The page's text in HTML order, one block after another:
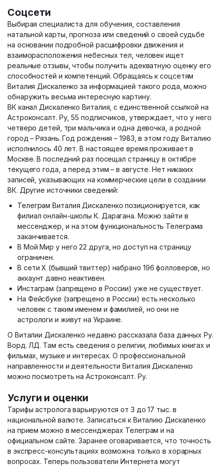
Соцсети
Выбирая специалиста для обучения, составления
натальной карты, прогноза или сведений о своей судьбе
на основании подробной расшифровки движения и
взаиморасположения небесных тел, человек ищет
реальные отзывы, чтобы получить адекватную оценку его
способностей и компетенций. Обращаясь к соцсетям
Виталия Дискаленко за информацией такого рода, можно
обнаружить весьма интересную картину.
ВК канал Дискаленко Виталия, с единственной ссылкой на
Астроконсалт. Ру, 55 подписчиков, утверждает, что у него
четверо детей, три мальчика и одна девочка, а родной
город – Рязань. Год рождения – 1983, в этом году Виталию
исполнилось 40 лет. В настоящее время проживает в
Москве. В последний раз посещал страницу в октябре
текущего года, а перед этим – в августе. Нет никаких
записей, указывающих на коммерческие цели в создании
ВК. Другие источники сведений:
Телеграм Виталия Дискаленко позиционируется, как
филиал онлайн-школы К. Дарагана. Можно зайти в
мессенджер, и на этом функциональность Телеграма
заканчивается.
В Мой Мир у него 22 друга, но доступ на страницу
ограничен.
В сети Х (бывший твиттер) набрано 196 фолловеров, но
аккаунт давно неактивен.
Инстаграм (запрещено в России) уже не существует.
На Фейсбуке (запрещено в России) есть несколько
человек с таким именем и фамилией, но они не
астрологи и живут на Украине.
О Виталии Дискаленко недавно рассказала база данных Ру.
Ворд. ЛД. Там есть сведения о религии, любимых книгах и
фильмах, музыке и интересах. О профессиональной
направленности и деятельности Виталия Дискаленко
можно посмотреть на Астроконсалт. Ру.
Услуги и оценки
Тарифы астролога варьируются от 3 до 17 тыс. в
национальной валюте. Записаться к Виталию Дискаленко
на прием можно в мессенджерах Телеграм и на
официальном сайте. Заранее оговаривается, что точность
в экспресс-консультациях возможна только в хорарных
вопросах. Теперь пользователи Интернета могут